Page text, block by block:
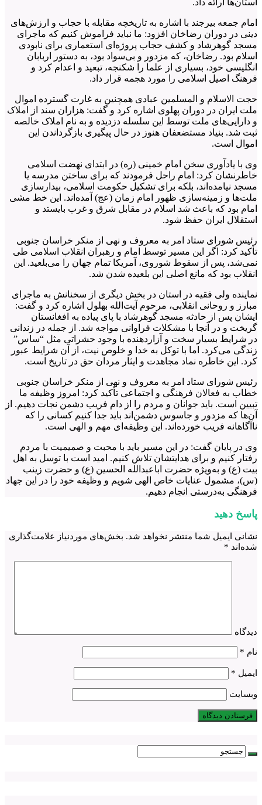
امام جمعه بیرجند با اشاره به تاریخچه مقابله با حجاب و ارزش‌های
دینی در دوران رضاخان افزود: ما نباید فراموش کنیم که ماجرای
مسجد گوهرشاد و کشف حجاب پروژه‌ای استعماری برای نابودی
اسلام بود. رضاخان، که مزدور و بی‌سواد بود، به دستور اربابان
انگلیسی خود، بسیاری از علما را شکنجه، تبعید و اعدام کرد و
فرهنگ اصیل اسلامی را مورد هجمه قرار داد.
حجت الاسلام و المسلمین عبادی همچنین به غارت گسترده اموال
ملت ایران در دوران پهلوی اشاره کرد و گفت: هزاران سند از املاک
و دارایی‌های ملت توسط این سلسله دزدیده و به نام املاک خالصه
ثبت شد. بنیاد مستضعفان هنوز در حال پیگیری بازگرداندن این
اموال است.
وی با یادآوری سخن امام خمینی (ره) در ابتدای نهضت اسلامی
خاطرنشان کرد: امام راحل فرمودند که برای ساختن مدرسه یا
مسجد نیامده‌اند، بلکه برای تشکیل حکومت اسلامی، بیدارسازی
ملت‌ها و زمینه‌سازی ظهور امام زمان (عج) آمده‌اند. این خط مشی
امام بود که باعث شد اسلام در مقابل شرق و غرب بایستد و
استقلال ایران حفظ شود.
رئیس شورای ستاد امر به معروف و نهی از منکر خراسان جنوبی
تأکید کرد: اگر این مسیر توسط امام و رهبران انقلاب اسلامی طی
نمی‌شد، پس از سقوط شوروی، آمریکا تمام جهان را می‌بلعید. این
انقلاب بود که مانع اصلی این بلعیده شدن شد.
نماینده ولی فقیه در استان در بخش دیگری از سخنانش به ماجرای
مبارز و روحانی انقلابی، مرحوم آیت‌الله بهلول اشاره کرد و گفت:
ایشان پس از حادثه مسجد گوهرشاد با پای پیاده به افغانستان
گریخت و در آنجا با مشکلات فراوانی مواجه شد. از جمله در زندانی
در شرایط بسیار سخت و آزاردهنده با وجود حشراتی مثل “ساس”
زندگی می‌کرد. اما با توکل به خدا و خلوص نیت، از آن شرایط عبور
کرد. این خاطره نماد مجاهدت و ایثار مردان حق در تاریخ است.
رئیس شورای ستاد امر به معروف و نهی از منکر خراسان جنوبی
خطاب به فعالان فرهنگی و اجتماعی تأکید کرد: امروز وظیفه ما
تبیین است. باید جوانان و مردم را از دام فریب دشمن نجات دهیم. از
آن‌ها که مزدور و جاسوس دشمن‌اند باید جدا کنیم کسانی را که
ناآگاهانه فریب خورده‌اند. این وظیفه‌ای مهم و الهی است.
وی در پایان گفت: در این مسیر باید با محبت و صمیمیت با مردم
رفتار کنیم و برای هدایتشان تلاش کنیم. امید است با توسل به اهل
بیت (ع) و به‌ویژه حضرت اباعبدالله الحسین (ع) و حضرت زینب
(س)، مشمول عنایات خاص الهی شویم و وظیفه خود را در این جهاد
فرهنگی به‌درستی انجام دهیم.
پاسخ دهید
نشانی ایمیل شما منتشر نخواهد شد. بخش‌های موردنیاز علامت‌گذاری
شده‌اند *
دیدگاه
نام *
ایمیل *
وبسایت